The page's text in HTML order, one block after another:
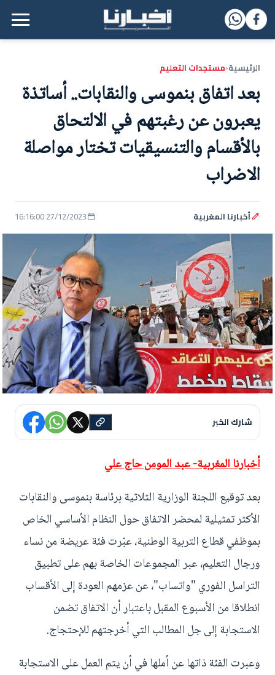
القائمة الرئيسية
الرئيسية‹مستجدات التعليم
بعد اتفاق بنموسى والنقابات.. أساتذة
يعبرون عن رغبتهم في الالتحاق
بالأقسام والتنسيقيات تختار مواصلة
الاضراب
أخبارنا المغربية 27/12/2023 16:16:00
شارك الخبر
أخبارنا المغربية- عبد المومن حاج علي
بعد توقيع اللجنة الوزارية الثلاثية برئاسة بنموسى والنقابات
الأكثر تمثيلية لمحضر الاتفاق حول النظام الأساسي الخاص
بموظفي قطاع التربية الوطنية، عبّرت فئة عريضة من نساء
ورجال التعليم، عبر المجموعات الخاصة بهم على تطبيق
التراسل الفوري "واتساب"، عن عزمهم العودة إلى الأقساب
انطلاقا من الأسبوع المقبل باعتبار أن الاتفاق تضمن
الاستجابة إلى جل المطالب التي أخرجتهم للإحتجاج.
وعبرت الفئة ذاتها عن أملها في أن يتم العمل على الاستجابة